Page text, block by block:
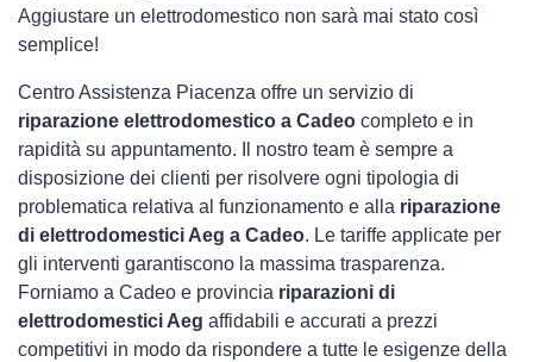
Aggiustare un elettrodomestico non sarà mai stato così
semplice!
Centro Assistenza Piacenza offre un servizio di
riparazione elettrodomestico a Cadeo completo e in
rapidità su appuntamento. Il nostro team è sempre a
disposizione dei clienti per risolvere ogni tipologia di
problematica relativa al funzionamento e alla riparazione
di elettrodomestici Aeg a Cadeo. Le tariffe applicate per
gli interventi garantiscono la massima trasparenza.
Forniamo a Cadeo e provincia riparazioni di
elettrodomestici Aeg affidabili e accurati a prezzi
competitivi in modo da rispondere a tutte le esigenze della